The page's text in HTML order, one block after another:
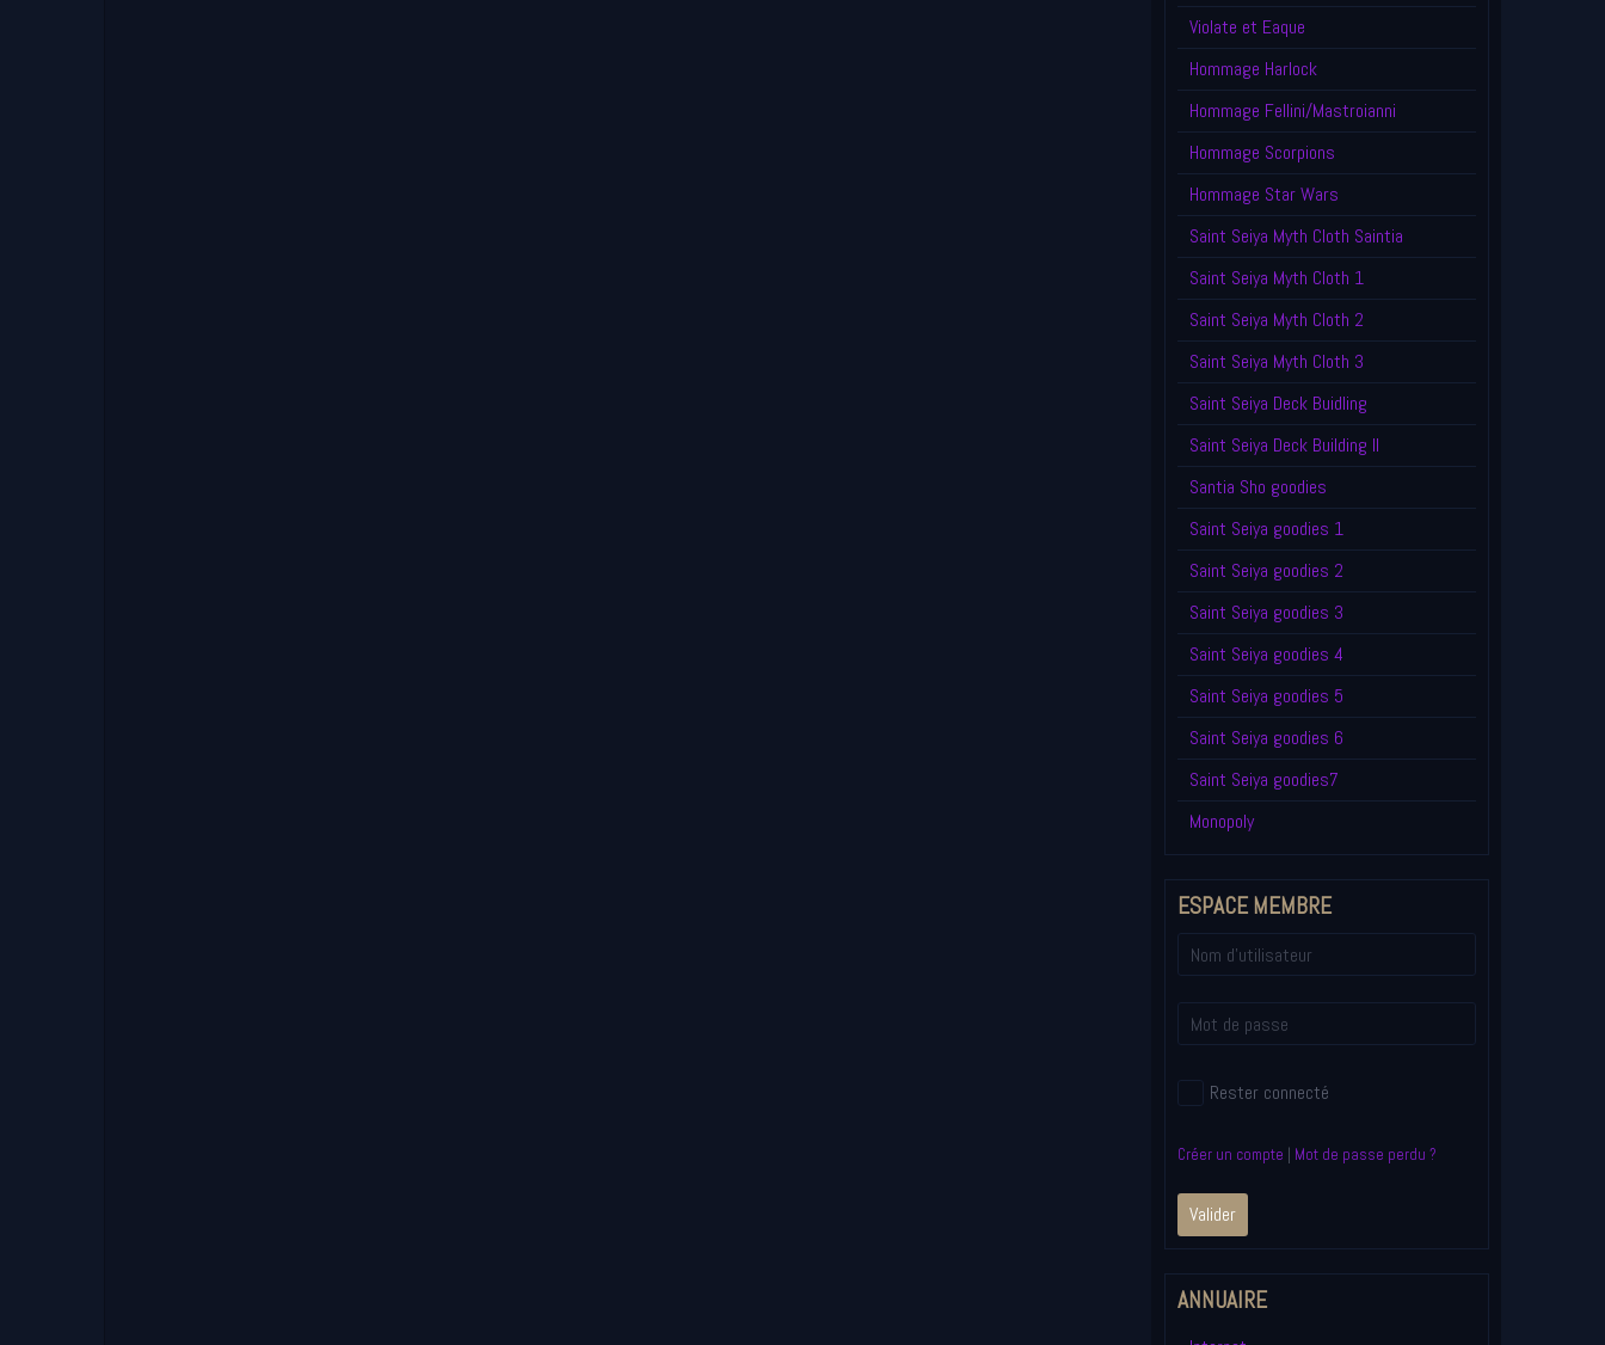
Violate et Eaque
Hommage Harlock
Hommage Fellini/Mastroianni
Hommage Scorpions
Hommage Star Wars
Saint Seiya Myth Cloth Saintia
Saint Seiya Myth Cloth 1
Saint Seiya Myth Cloth 2
Saint Seiya Myth Cloth 3
Saint Seiya Deck Buidling
Saint Seiya Deck Building II
Santia Sho goodies
Saint Seiya goodies 1
Saint Seiya goodies 2
Saint Seiya goodies 3
Saint Seiya goodies 4
Saint Seiya goodies 5
Saint Seiya goodies 6
Saint Seiya goodies7
Monopoly
ESPACE MEMBRE
Rester connecté
Créer un compte | Mot de passe perdu ?
Valider
ANNUAIRE